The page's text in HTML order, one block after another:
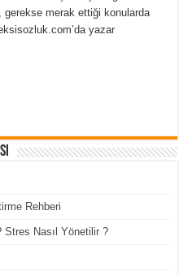
gerekse merak ettiği konularda
yazar
Rehberi
Stres Nasıl Yönetilir ?